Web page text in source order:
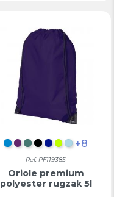
PROCESBLAUW
PRUIM
FOREST GROEN
INTENS ZWART
KONINKLIJK
LIMOEN
+8
Ref: PF119385
Oriole premium
polyester rugzak 5l